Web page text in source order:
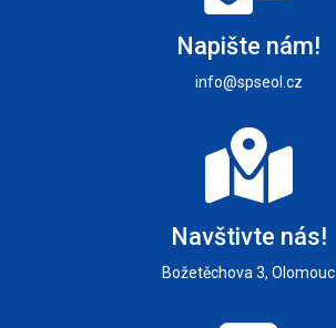
Napište nám!
info@spseol.cz
Navštivte nás!
Božetěchova 3, Olomouc